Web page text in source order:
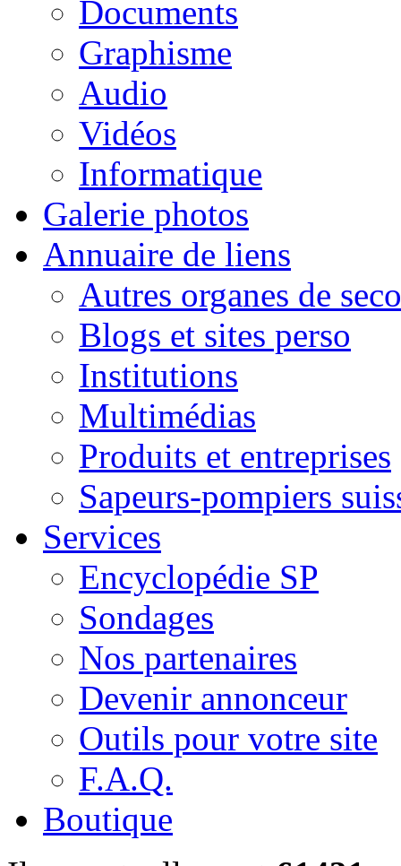
Documents
Graphisme
Audio
Vidéos
Informatique
Galerie photos
Annuaire de liens
Autres organes de
Blogs et sites perso
Institutions
Multimédias
Produits et entreprises
Sapeurs-pompiers
Services
Encyclopédie SP
Sondages
Nos partenaires
Devenir annonceur
Outils pour votre site
F.A.Q.
Boutique